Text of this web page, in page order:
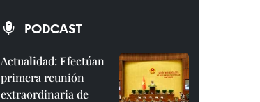
PODCAST
Actualidad: Efectúan
primera reunión
extraordinaria de